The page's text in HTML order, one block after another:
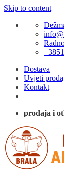
Skip to content
Dostava
Uvjeti
Kontakt
prodaja i